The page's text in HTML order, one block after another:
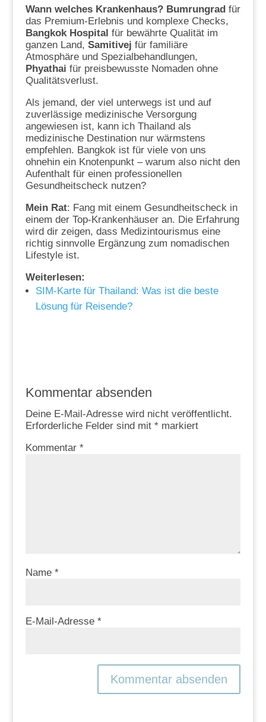
Wann welches Krankenhaus? Bumrungradfür
das Premium-Erlebnis und komplexe Checks,
Bangkok Hospital für bewährte Qualität im
ganzen Land, Samitivej für familiäre
Atmosphäre und Spezialbehandlungen,
Phyathai für preisbewusste Nomaden ohne
Qualitätsverlust.
Als jemand, der viel unterwegs ist und auf
zuverlässige medizinische Versorgung
angewiesen ist, kann ich Thailand als
medizinische Destination nur wärmstens
empfehlen. Bangkok ist für viele von uns
ohnehin ein Knotenpunkt – warum also nicht den
Aufenthalt für einen professionellen
Gesundheitscheck nutzen?
Mein Rat: Fang mit einem Gesundheitscheck in
einem der Top-Krankenhäuser an. Die Erfahrung
wird dir zeigen, dass Medizintourismus eine
richtig sinnvolle Ergänzung zum nomadischen
Lifestyle ist.
Weiterlesen:
SIM-Karte für Thailand: Was ist die beste
Lösung für Reisende?
Kommentar absenden
Deine E-Mail-Adresse wird nicht veröffentlicht.
Erforderliche Felder sind mit *markiert
Kommentar *
Name *
E-Mail-Adresse *